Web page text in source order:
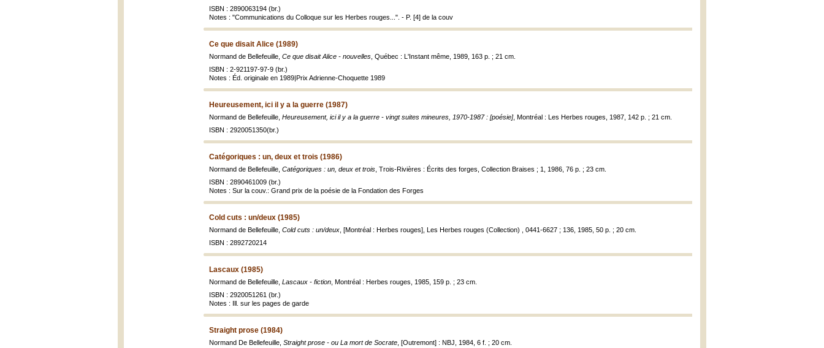
ISBN : 2890063194 (br.)
Notes : "Communications du Colloque sur les Herbes rouges...". - P. [4] de la couv
Ce que disait Alice (1989)
Normand de Bellefeuille, Ce que disait Alice - nouvelles , Québec : L'Instant même, 1989, 163 p. ; 21 cm.
ISBN : 2-921197-97-9 (br.)
Notes : Éd. originale en 1989|Prix Adrienne-Choquette 1989
Heureusement, ici il y a la guerre (1987)
Normand de Bellefeuille, Heureusement, ici il y a la guerre - vingt suites mineures, 1970-1987 : [poésie], Montréal : Les Herbes rouges, 1987, 142 p. ; 21 cm.
ISBN : 2920051350(br.)
Catégoriques : un, deux et trois (1986)
Normand de Bellefeuille, Catégoriques : un, deux et trois , Trois-Rivières : Écrits des forges, Collection Braises ; 1, 1986, 76 p. ; 23 cm.
ISBN : 2890461009 (br.)
Notes : Sur la couv.: Grand prix de la poésie de la Fondation des Forges
Cold cuts : un/deux (1985)
Normand de Bellefeuille, Cold cuts : un/deux , [Montréal : Herbes rouges], Les Herbes rouges (Collection) , 0441-6627 ; 136, 1985, 50 p. ; 20 cm.
ISBN : 2892720214
Lascaux (1985)
Normand de Bellefeuille, Lascaux - fiction , Montréal : Herbes rouges, 1985, 159 p. ; 23 cm.
ISBN : 2920051261 (br.)
Notes : Ill. sur les pages de garde
Straight prose (1984)
Normand De Bellefeuille, Straight prose - ou La mort de Socrate , [Outremont] : NBJ, 1984, 6 f. ; 20 cm.